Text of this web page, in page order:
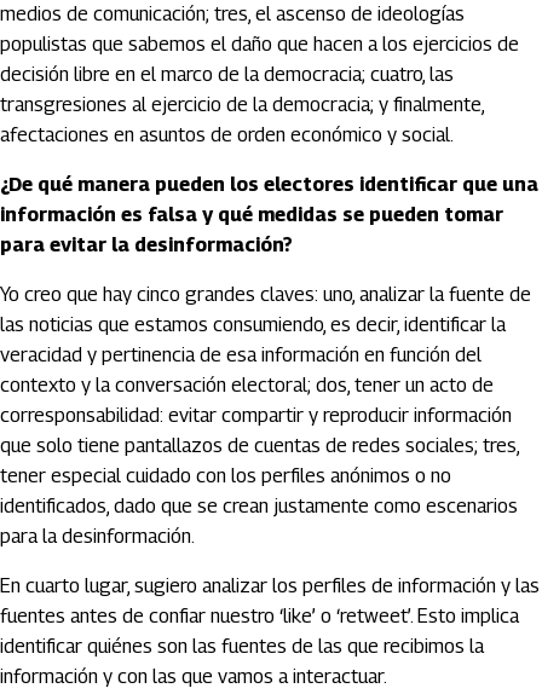
medios de comunicación; tres, el ascenso de ideologías
populistas que sabemos el daño que hacen a los ejercicios de
decisión libre en el marco de la democracia; cuatro, las
transgresiones al ejercicio de la democracia; y finalmente,
afectaciones en asuntos de orden económico y social.
¿De qué manera pueden los electores identificar que una
información es falsa y qué medidas se pueden tomar
para evitar la desinformación?
Yo creo que hay cinco grandes claves: uno, analizar la fuente de
las noticias que estamos consumiendo, es decir, identificar la
veracidad y pertinencia de esa información en función del
contexto y la conversación electoral; dos, tener un acto de
corresponsabilidad: evitar compartir y reproducir información
que solo tiene pantallazos de cuentas de redes sociales; tres,
tener especial cuidado con los perfiles anónimos o no
identificados, dado que se crean justamente como escenarios
para la desinformación.
En cuarto lugar, sugiero analizar los perfiles de información y las
fuentes antes de confiar nuestro ‘like’ o ‘retweet’. Esto implica
identificar quiénes son las fuentes de las que recibimos la
información y con las que vamos a interactuar.